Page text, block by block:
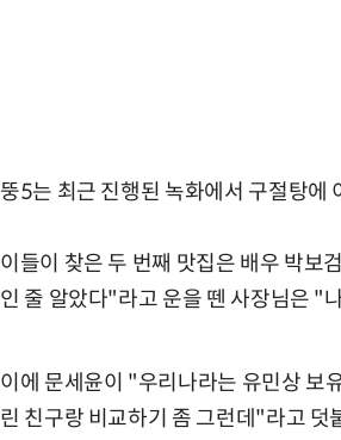
뚱5는 최근 진행된 녹화에서 구절탕에
이들이 찾은 두 번째 맛집은 배우 박보
인 줄 알았다"라고 운을 뗀 사장님은 "
이에 문세윤이 "우리나라는 유민상 보
린 친구랑 비교하기 좀 그런데"라고 덧